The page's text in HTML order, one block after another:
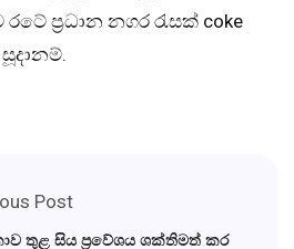
ප්‍රධාන නගර රැසක් coke
Post
තුළ සිය ප්‍රවේශය ශක්තිමත් කර